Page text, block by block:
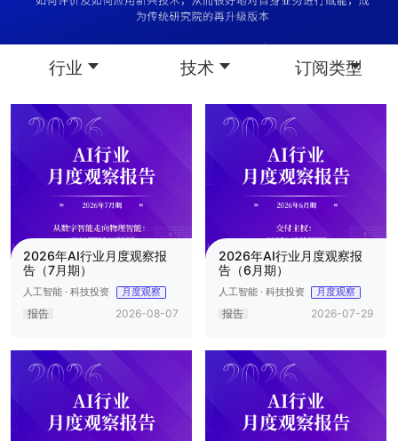
行业
企业服务
技术 订阅类型
2026年AI行业月度观察报
告（7月期）
人工智能 · 科技投资 月度观察
报告 2026-08-07
2026年AI行业月度观察报
告（6月期）
人工智能 · 科技投资 月度观察
报告 2026-07-29